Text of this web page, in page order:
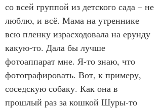
со всей группой из детского сада – не
люблю, и всё. Мама на утреннике
всю пленку израсходовала на ерунду
какую-то. Дала бы лучше
фотоаппарат мне. Я-то знаю, что
фотографировать. Вот, к примеру,
соседскую собаку. Как она в
прошлый раз за кошкой Шуры-то